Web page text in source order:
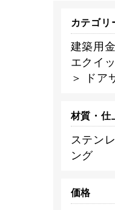
カテゴリ
建築用
エクイ
＞ ドア
材質・仕
ステン
ング
価格